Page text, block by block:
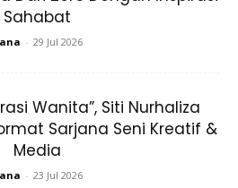
Sahabat
- 29 Jul 2026
Wanita”, Siti Nurhaliza
Sarjana Seni Kreatif &
Media
- 23 Jul 2026